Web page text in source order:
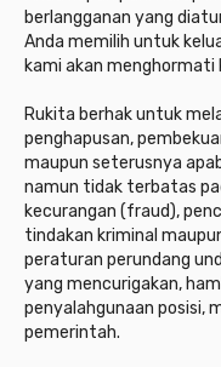
berlangganan yang
Anda memilih untuk
kami akan menghormati
Rukita berhak untuk
penghapusan,
maupun seterusnya
namun tidak terbatas
kecurangan (fraud),
tindakan kriminal
peraturan perundang
yang mencurigakan,
penyalahgunaan posisi,
pemerintah.